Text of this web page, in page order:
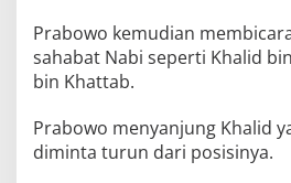
Prabowo kemudian
sahabat Nabi seperti Khalid
bin Khattab.
Prabowo menyanjung Khalid
diminta turun dari posisinya.